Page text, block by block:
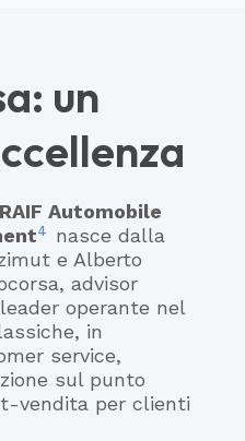
un
Automobile
4
nasce dalla
e Alberto
advisor
operante nel
in
service,
sul punto
vendita per clienti